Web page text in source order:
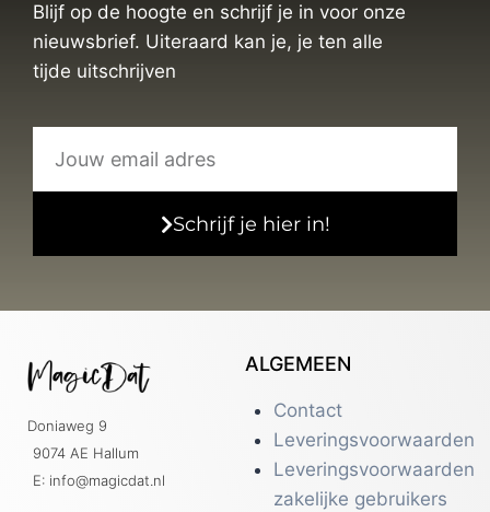
Blijf op de hoogte en schrijf je in voor onze
nieuwsbrief. Uiteraard kan je, je ten alle
tijde uitschrijven
Schrijf je hier in!
Doniaweg 9
9074 AE Hallum
E: info@magicdat.nl
ALGEMEEN
Contact
Leveringsvoorwaarden
Leveringsvoorwaarden
zakelijke gebruikers